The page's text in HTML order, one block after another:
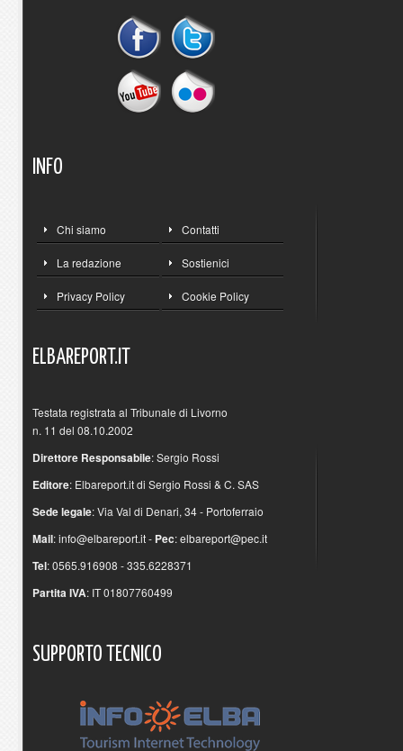
INFO
Chi siamo Contatti
La redazione Sostienici
Privacy Policy Cookie Policy
ELBAREPORT.IT
Testata registrata al Tribunale di Livorno
n. 11 del 08.10.2002
Direttore Responsabile: Sergio Rossi
Editore: Elbareport.it di Sergio Rossi & C. SAS
Sede legale: Via Val di Denari, 34 - Portoferraio
Mail:info@elbareport.it- Pec:elbareport@pec.it
Tel: 0565.916908 - 335.6228371
Partita IVA: IT 01807760499
SUPPORTO TECNICO